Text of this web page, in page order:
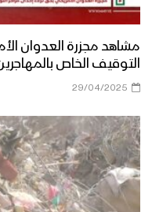
مشاهد مجزرة العدوان
التوقيف الخاص
29/04/2025